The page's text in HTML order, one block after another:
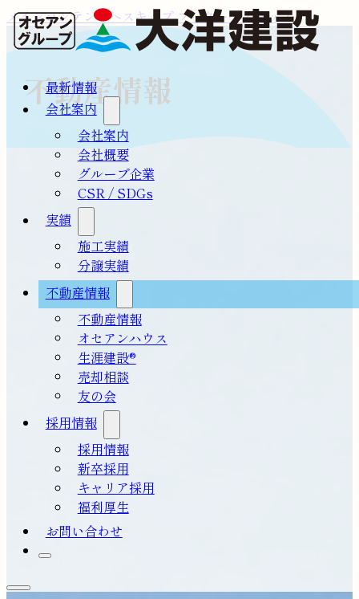
メインコンテンツへスキップフッターへスキップ
最新情報
会社案内
会社案内
会社概要
グループ企業
CSR / SDGs
実績
施工実績
分譲実績
不動産情報
不動産情報
オセアンハウス
生涯建設®
売却相談
友の会
採用情報
採用情報
新卒採用
キャリア採用
福利厚生
お問い合わせ
不動産情報